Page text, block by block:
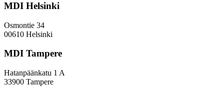
MDI Helsinki
Osmontie 34
00610 Helsinki
MDI Tampere
Hatanpäänkatu 1 A
33900 Tampere